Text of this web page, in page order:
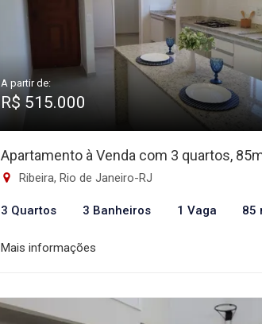
A partir de:
R$ 515.000
Apartamento à Venda com 3 quartos,
Ribeira, Rio de Janeiro-RJ
3 Quartos 3 Banheiros 1 Vaga 85
Mais informações